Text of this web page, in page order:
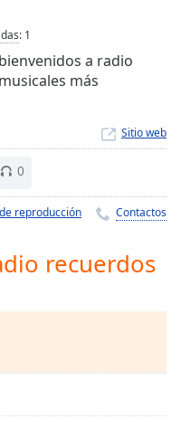
: 1
a radio
más
Sitio web
0
reproducción Contactos
recuerdos